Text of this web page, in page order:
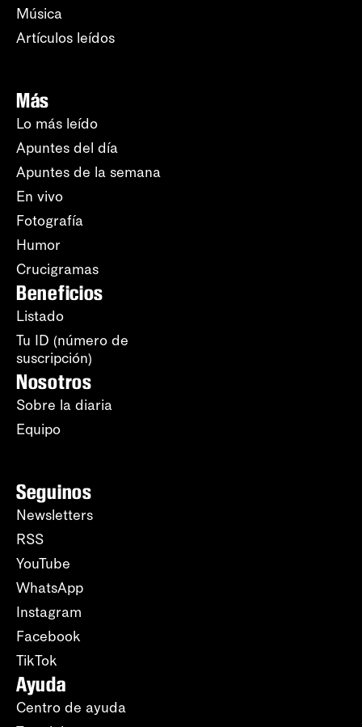
Música
Artículos leídos
Más
Lo más leído
Apuntes del día
Apuntes de la semana
En vivo
Fotografía
Humor
Crucigramas
Beneficios
Listado
Tu ID (número de
suscripción)
Nosotros
Sobre la diaria
Equipo
Seguinos
Newsletters
RSS
YouTube
WhatsApp
Instagram
Facebook
TikTok
Ayuda
Centro de ayuda